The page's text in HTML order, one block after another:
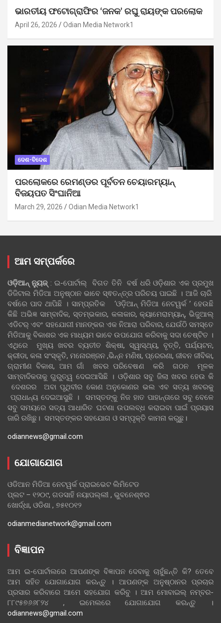
ଭାରତୀୟ ଫଟୋଗ୍ରାଫିର ‘ଜନକ’ ରଘୁ ରାୟଙ୍କ ପରଲୋକ
April 26, 2026 Odian Media Network1
ଦେଶ-ବିଦେଶ
ପରଲୋକରେ ରେମଣ୍ଡର ପୂର୍ବତନ ଚେୟାରମ୍ୟାନ୍
ବିଜୟପତ ସିଂଘାନିଆ
March 29, 2026 Odian Media Network1
ଆମ ସମ୍ପର୍କରେ
ଓଡ଼ିଆନ୍‍ ନ୍ୟୁଜ୍‍: ଇ-ପୋର୍ଟାଲ୍ ବିଗତ ତିନି ବର୍ଷ ଧରି ଓଡ଼ିଶାର ଏକ ପ୍ରମୁଖ
ଡିଜିଟାଲ ମିଡିଆ ଅନୁଷ୍ଠାନ ଭାବେ ସ୍ଵତନ୍ତ୍ର ପରିଚୟ ପାଇଛି । ଆଜି ଚାରି
ବର୍ଷରେ ପାଦ ଥାପିଛି । ସାମ୍ପ୍ରତିକ ‘ଓଡ଼ିଆନ୍‍ ମିଡିଆ ନେଟୱର୍କ ’ ହେଉଛି
କିଛି ଅଭିଜ୍ଞ ସାମ୍ବାଦିକ, ସ୍ତମ୍ଭକାର, କଳାକାର, କ୍ୟାମେରାମ୍ୟାନ୍, ଭିଜୁଆଲ୍
ଏଡିଟର୍ ଏବଂ ସହଯୋଗୀ ମାନଙ୍କର ଏକ ନିଆରା ପରିବାର, ଯେଉଁଠି ସମସ୍ତେ
ମିଡିଆକୁ ବିକାଶର ଏକ ମାଧ୍ୟମ ଭାବେ ଉପଯୋଗ କରିବାକୁ ସଦା ଚେଷ୍ଟିତ ।
ଏଥିରେ ମୁଖ୍ୟ ଖବର ବ୍ୟତୀତ ଶିକ୍ଷା, ସ୍ୱାସ୍ଥ୍ୟ, ବୃତ୍ତି, ପର୍ଯ୍ୟଟନ,
କ୍ରୀଡା, କଳା ସଂସ୍କୃତି, ମନୋରଞ୍ଜନ ,ଭିନ୍ନ ମଣିଷ, ପ୍ରେରଣା, ଜୀବନ ଜୀବିକା,
ଗ୍ରାମୀଣ ବିକାଶ, ଆମ ଗାଁ ଖବର ପରିବେଷଣ କରି ଗଠନ ମୂଳକ
ସାମ୍ବାଦିକତାକୁ ଗୁରୁତ୍ୱ ଦେଇଆସିଛି । ଓଡ଼ିଶାର ସବୁ ଜିଲା ଖବର ହେଉ କି
ଦେଶରର ଅବା ପୃଥିବୀର କୋଣ ଅନୁକୋଣର ଭଲ ଏବ ସତ୍ୟ ଖବରକୁ
ପ୍ରାଧାନ୍ୟ ଦେଇଆସୁଛି । ସମସ୍ତଙ୍କୁ ନିଜ ହାତ ପାହାନ୍ତାରେ ସବୁ ବେଳେ
ସବୁ ସମୟରେ ସତ୍ୟ ଆଧାରିତ ଘଟଣା ଉପଲବ୍ଧ କରାଇବା ପାଇଁ ପ୍ରୟାସ
ଜାରି ରଖିଛୁ। ସମସ୍ତଙ୍କର ସହଯୋଗ ଓ ସମ୍ପୃକ୍ତି କାମନା କରୁଛୁ।
odiannews@gmail.com
ଯୋଗାଯୋଗ
ଓଡିଆନ ମିଡିଆ ନେଟୱର୍କ ପ୍ରାଇଭେଟ ଲିମିଟେଡ
ପ୍ଲଟ – ୧୨୦୯, ଗଡସାହି ନୟାପଲ୍ଲୀ , ଭୁବନେଶ୍ଵର
ଖୋର୍ଦ୍ଧା, ଓଡିଶା , ୭୫୧୦୧୨
odianmedianetwork@gmail.com
ବିଜ୍ଞାପନ
ଆମ ଇ-ପୋର୍ଟାଲରେ ଆପଣଙ୍କ ବିଜ୍ଞାପନ ଦେବାକୁ ଚାହୁଁଛନ୍ତି କି? ତେବେ
ଆମ ସହିତ ଯୋଗାଯୋଗ କରନ୍ତୁ । ଆପଣଙ୍କ ଅନୁଷ୍ଠାନର ପ୍ରଚାର
ପ୍ରସାର କରିବାରେ ଆମେ ସହଯୋଗ କରିବୁ । ଆମ ମୋବାଇଲ୍ ନମ୍ବର-
୮୮୯୫୭୬୬୮୨୪ , ଇମେଲରେ ଯୋଗାଯୋଗ କରନ୍ତୁ ।
odiannews@gmail.com